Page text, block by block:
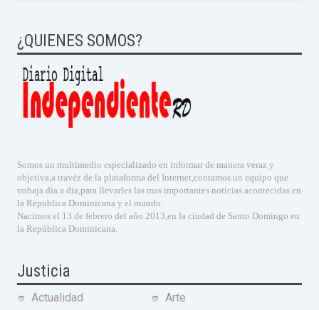
¿QUIENES SOMOS?
Somos un multimedio especializado en informar de manera veraz y
objetiva,a travéz de la plataforma del Internet,contamos un equipo que
trabaja dia a dia,para llevarles las mas importantes noticias acontecidas en
la Republica Dominicana y el mundo.
Nacimos el 13 de febrero del año 2013,en la ciudad de Santo Domingo en
la República Dominicana.
Justicia
Actualidad
Arte